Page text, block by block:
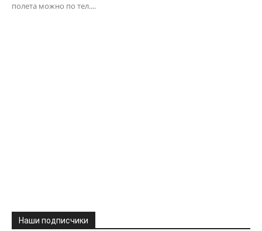
полета можно по тел....
Наши подписчики